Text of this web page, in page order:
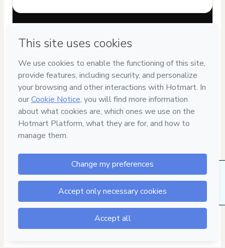
Can't complete this purchase? Please visit our Help Center
provide the code below:
Was your information autofill in?Click here to learn more.
By clicking 'Buy Now' I declare that I (i) understand that
Hotmart is processing this order on behalf of SOUZA E
responsibility for the content and/or control over it; (ii) agree
to Hotmart’sTerms of Use
accompanied by a legal guardian.
Learn more about your purchasehere.
Hotmart ©2026- All rights reserved
2026-08-07T05:30:21.543Z REF.
18 people were interested in this product in the